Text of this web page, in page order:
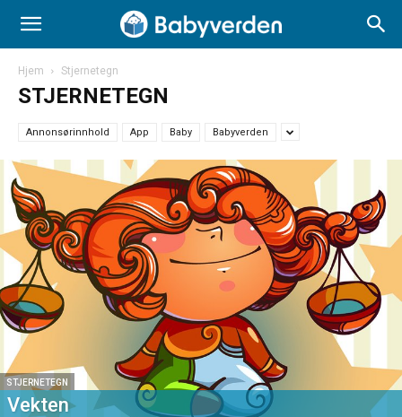
Hjem Stjernetegn
STJERNETEGN
Annonsørinnhold App Baby Babyverden
STJERNETEGN
Vekten